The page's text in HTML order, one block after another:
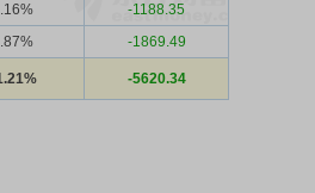
-1188.35
-1869.49
-5620.34